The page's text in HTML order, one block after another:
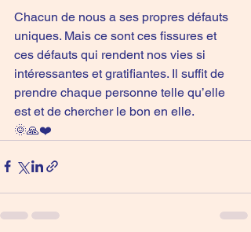
Chacun de nous a ses propres défauts
uniques. Mais ce sont ces fissures et
ces défauts qui rendent nos vies si
intéressantes et gratifiantes. Il suffit de
prendre chaque personne telle qu’elle
est et de chercher le bon en elle.
🌞🙏❤️